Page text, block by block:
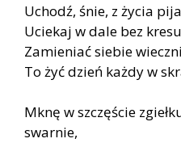
Uchodź, śnie, z życia
Uciekaj w dale bez
Zamieniać siebie
To żyć dzień każdy w
Mknę w szczęście
swarnie,